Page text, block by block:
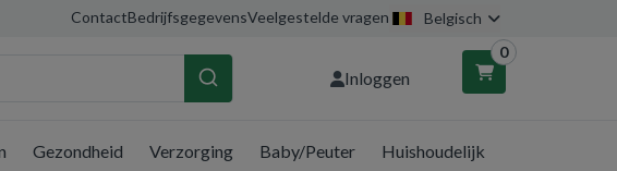
ContactBedrijfsgegevensVeelgestelde vragen Belgisch
Inloggen
0
Winkelwagen
Gezondheid Verzorging Baby/Peuter Huishoudelijk